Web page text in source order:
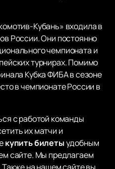
Кубань» входила в
России. Они постоянно
чемпионата и
турнирах. Помимо
Кубка ФИБА в сезоне
в чемпионате России в
с работой команды
их матчи и
купить билетыудобным
сайте. Мы предлагаем